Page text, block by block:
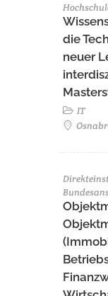
die
neuer
IT